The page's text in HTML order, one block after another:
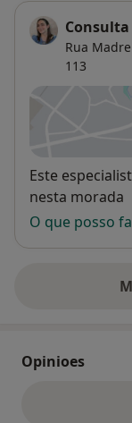
Rua
113
Este
nesta morada
O que posso
Opinioes